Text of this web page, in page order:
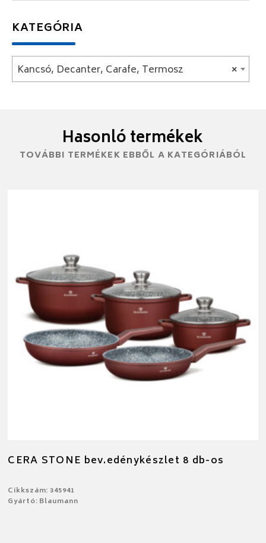
KATEGÓRIA
×
Kancsó, Decanter, Carafe, Termosz
Hasonló termékek
TOVÁBBI TERMÉKEK EBBŐL A KATEGÓRIÁBÓL
CERA STONE bev.edénykészlet 8 db-os
Cikkszám: 345941
Gyártó: Blaumann